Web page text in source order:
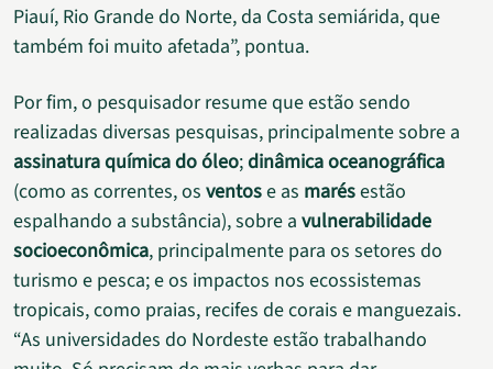
Piauí, Rio Grande do Norte, da Costa semiárida, que
também foi muito afetada”, pontua.
Por fim, o pesquisador resume que estão sendo
realizadas diversas pesquisas, principalmente sobre a
assinatura química do óleo;dinâmica oceanográfica
(como as correntes, os ventose as marésestão
espalhando a substância), sobre a vulnerabilidade
socioeconômica, principalmente para os setores do
turismo e pesca; e os impactos nos ecossistemas
tropicais, como praias, recifes de corais e manguezais.
“As universidades do Nordeste estão trabalhando